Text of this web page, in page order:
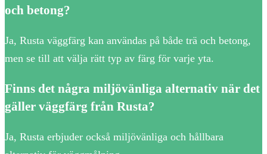
och betong?
Ja, Rusta väggfärg kan användas på både trä och betong,
men se till att välja rätt typ av färg för varje yta.
Finns det några miljövänliga alternativ när det
gäller väggfärg från Rusta?
Ja, Rusta erbjuder också miljövänliga och hållbara